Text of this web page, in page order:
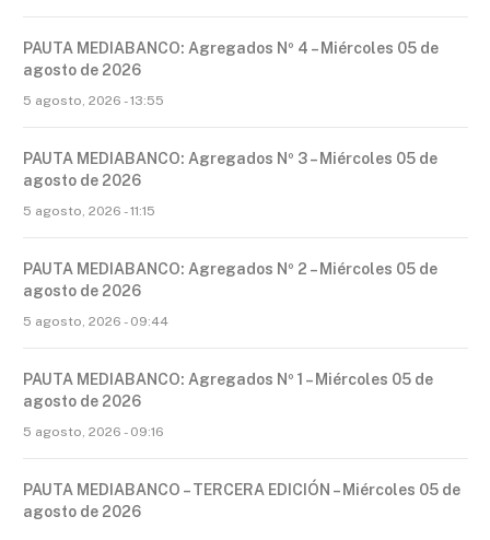
PAUTA MEDIABANCO: Agregados Nº 4 – Miércoles 05 de
agosto de 2026
5 agosto, 2026 - 13:55
PAUTA MEDIABANCO: Agregados Nº 3 – Miércoles 05 de
agosto de 2026
5 agosto, 2026 - 11:15
PAUTA MEDIABANCO: Agregados Nº 2 – Miércoles 05 de
agosto de 2026
5 agosto, 2026 - 09:44
PAUTA MEDIABANCO: Agregados Nº 1 – Miércoles 05 de
agosto de 2026
5 agosto, 2026 - 09:16
PAUTA MEDIABANCO – TERCERA EDICIÓN – Miércoles 05 de
agosto de 2026